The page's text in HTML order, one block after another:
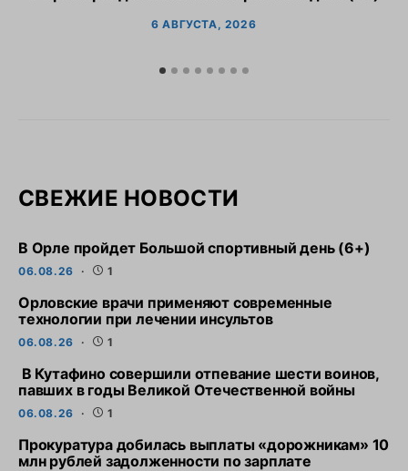
6 АВГУСТА, 2026
СВЕЖИЕ НОВОСТИ
В Орле пройдет Большой спортивный день (6+)
06.08.26 1
Орловские врачи применяют современные
технологии при лечении инсультов
06.08.26 1
В Кутафино совершили отпевание шести воинов,
павших в годы Великой Отечественной войны
06.08.26 1
Прокуратура добилась выплаты «дорожникам» 10
млн рублей задолженности по зарплате